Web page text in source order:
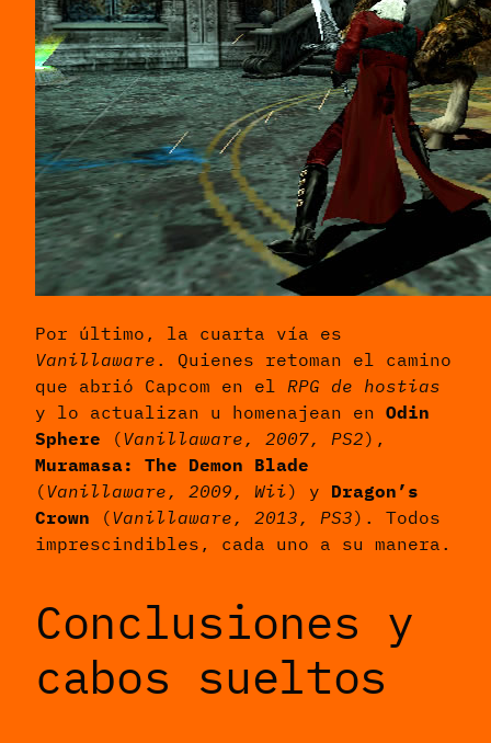
Por último, la cuarta vía es
Vanillaware . Quienes retoman el camino
que abrió Capcom en el RPG de hostias
y lo actualizan u homenajean en Odin
Sphere
(Vanillaware, 2007, PS2),
Muramasa: The Demon Blade
(Vanillaware, 2009, Wii) y Dragon’s
Crown
(Vanillaware, 2013, PS3). Todos
imprescindibles, cada uno a su manera.
Conclusiones y
cabos sueltos